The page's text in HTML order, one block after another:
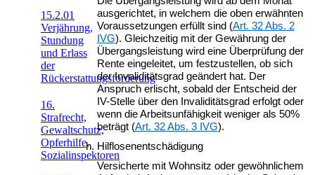
15.2.01
Verjährung,
Stundung
und Erlass
der
Rückerstattungsforderung
16.
Strafrecht,
Gewaltschutz,
Opferhilfe,
Sozialinspektoren
ausgerichtet, in welchem die oben erwähnten
Voraussetzungen erfüllt sind (Art. 32 Abs. 2
IVG). Gleichzeitig mit der Gewährung der
Übergangsleistung wird eine Überprüfung der
Rente eingeleitet, um festzustellen, ob sich
der Invaliditätsgrad geändert hat. Der
Anspruch erlischt, sobald der Entscheid der
IV-Stelle über den Invaliditätsgrad erfolgt oder
wenn die Arbeitsunfähigkeit weniger als 50%
beträgt (Art. 32 Abs. 3 IVG).
Hilflosenentschädigung
Versicherte mit Wohnsitz oder gewöhnlichem